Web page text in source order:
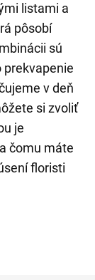
listami a
pôsobí
sú
prekvapenie
v deň
si zvoliť
je
čomu máte
floristi